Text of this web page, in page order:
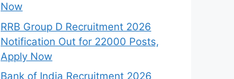
Now
RRB Group D Recruitment 2026
Notification Out for 22000 Posts,
Apply Now
Bank of India Recruitment 2026